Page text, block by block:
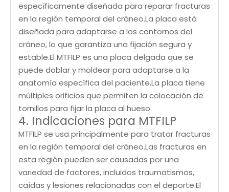
específicamente diseñada para reparar fracturas
en la región temporal del cráneo.La placa está
diseñada para adaptarse a los contornos del
cráneo, lo que garantiza una fijación segura y
estable.El MTFILP es una placa delgada que se
puede doblar y moldear para adaptarse a la
anatomía específica del paciente.La placa tiene
múltiples orificios que permiten la colocación de
tornillos para fijar la placa al hueso.
4. Indicaciones para MTFILP
MTFILP se usa principalmente para tratar fracturas
en la región temporal del cráneo.Las fracturas en
esta región pueden ser causadas por una
variedad de factores, incluidos traumatismos,
caídas y lesiones relacionadas con el deporte.El